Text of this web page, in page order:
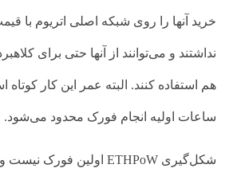
خرید آنها را روی شبکه اصلی اتریوم با
نداشتند و می‌توانند از آنها حتی برای
هم استفاده کنند. البته عمر این کار
ساعات اولیه انجام فورک محدود می‌شود.
شکل‌گیری ETHPoW اولین فورک نیست